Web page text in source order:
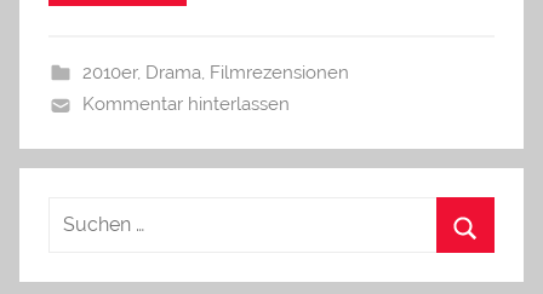
2010er, Drama, Filmrezensionen
Kommentar hinterlassen